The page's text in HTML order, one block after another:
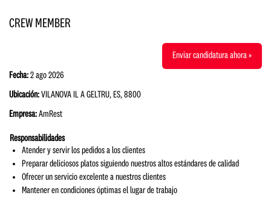
CREW MEMBER
Enviar candidatura ahora »
Fecha:2 ago 2026
Ubicación:VILANOVA IL A GELTRU, ES, 8800
Empresa:AmRest
Responsabilidades
Atender y servir los pedidos a los clientes
Preparar deliciosos platos siguiendo nuestros altos estándares de calidad
Ofrecer un servicio excelente a nuestros clientes
Mantener en condiciones óptimas el lugar de trabajo